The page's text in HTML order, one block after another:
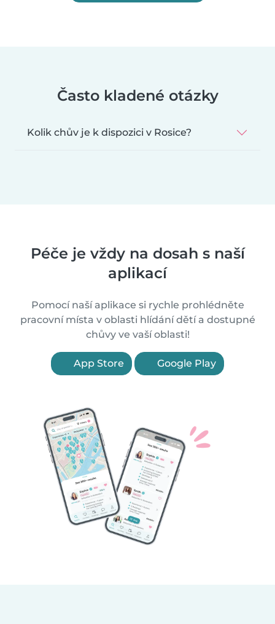
Často kladené otázky
Kolik chův je k dispozici v Rosice?
Péče je vždy na dosah s naší
aplikací
Pomocí naší aplikace si rychle prohlédněte
pracovní místa v oblasti hlídání dětí a dostupné
chůvy ve vaší oblasti!
App Store Google Play